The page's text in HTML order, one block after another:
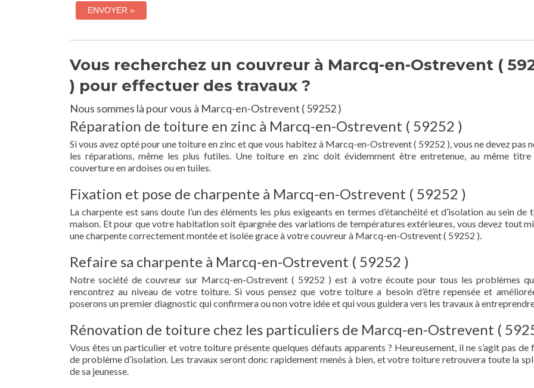
Vous recherchez un couvreur à Marcq-en-Ostrevent (
) pour effectuer des travaux ?
Nous sommes là pour vous à Marcq-en-Ostrevent ( 59252 )
Réparation de toiture en zinc à Marcq-en-Ostrevent ( 59252 )
Si vous avez opté pour une toiture en zinc et que vous habitez à Marcq-en-Ostrevent ( 59252 ), vous ne devez pas
les réparations, même les plus futiles. Une toiture en zinc doit évidemment être entretenue, au même titre
couverture en ardoises ou en tuiles.
Fixation et pose de charpente à Marcq-en-Ostrevent ( 59252 )
La charpente est sans doute l’un des éléments les plus exigeants en termes d’étanchéité et d’isolation au sein de
maison. Et pour que votre habitation soit épargnée des variations de températures extérieures, vous devez tout
une charpente correctement montée et isolée grace à votre couvreur à Marcq-en-Ostrevent ( 59252 ).
Refaire sa charpente à Marcq-en-Ostrevent ( 59252 )
Notre société de couvreur sur Marcq-en-Ostrevent ( 59252 ) est à votre écoute pour tous les problèmes
rencontrez au niveau de votre toiture. Si vous pensez que votre toiture a besoin d’être repensée et
poserons un premier diagnostic qui confirmera ou non votre idée et qui vous guidera vers les travaux à
Rénovation de toiture chez les particuliers de Marcq-en-Ostrevent (
Vous êtes un particulier et votre toiture présente quelques défauts apparents ? Heureusement, il ne s’agit pas de
de problème d’isolation. Les travaux seront donc rapidement menés à bien, et votre toiture retrouvera toute la
de sa jeunesse.